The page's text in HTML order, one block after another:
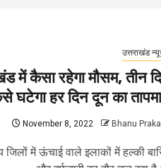
उत्तराखंड
में कैसा रहेगा मौसम, तीन
घटेगा हर दिन दून का
November 8, 2022 Bhanu
जिलों में ऊंचाई वाले इलाकों में हल्की